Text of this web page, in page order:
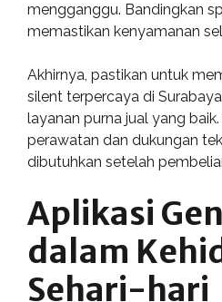
mengganggu. Bandingkan
memastikan kenyamanan
Akhirnya, pastikan untuk
silent terpercaya di
layanan purna jual yang
perawatan dan dukungan
dibutuhkan setelah
Aplikasi
dalam
Sehari-hari